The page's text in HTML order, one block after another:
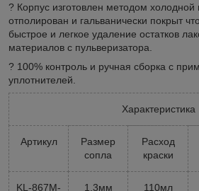
? Корпус изготовлен методом
отполирован и гальванически покрыт
быстрое и легкое удаление остатков
материалов с пульверизатора.
? 100% контроль и ручная сборка с
уплотнителей.
Характеристика
Артикул
Размер
сопла
Расход
краски
KL-867M-
1,3мм
110мл